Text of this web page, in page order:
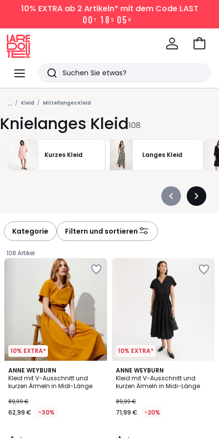
10% EXTRAab 2 Artikeln* mit dem Code LAST
00 T 1 8 S 05 M
Menü
Redoute
Suchen
Zuletzt
angesehen
Artikel
Zum
... Kleid Mittellanges Kleid
Knielanges Kleid108
Kurzes Kleid Langes Kleid
Précédent
Kategorie Filtern und sortieren
108 Artikel
10% EXTRA*
ANNE WEYBURN
Kleid mit V-Ausschnitt und
kurzen Ärmeln in Midi-Länge
€
Statt
€
89,99 €
62,99 € -30%
4
/
5
10% EXTRA*
ANNE WEYBURN
Kleid mit V-Ausschnitt und
kurzen Ärmeln in Midi-Länge
89,99 €
71,99 € -20%
4
/
5